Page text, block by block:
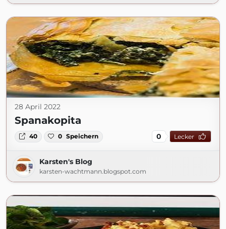
28 April 2022
Spanakopita
40 0 Speichern 0 Lecker
Karsten's Blog
karsten-wachtmann.blogspot.com